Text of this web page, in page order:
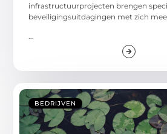
infrastructuurprojecten brengen
beveiligingsuitdagingen met zich
BEDRIJVEN